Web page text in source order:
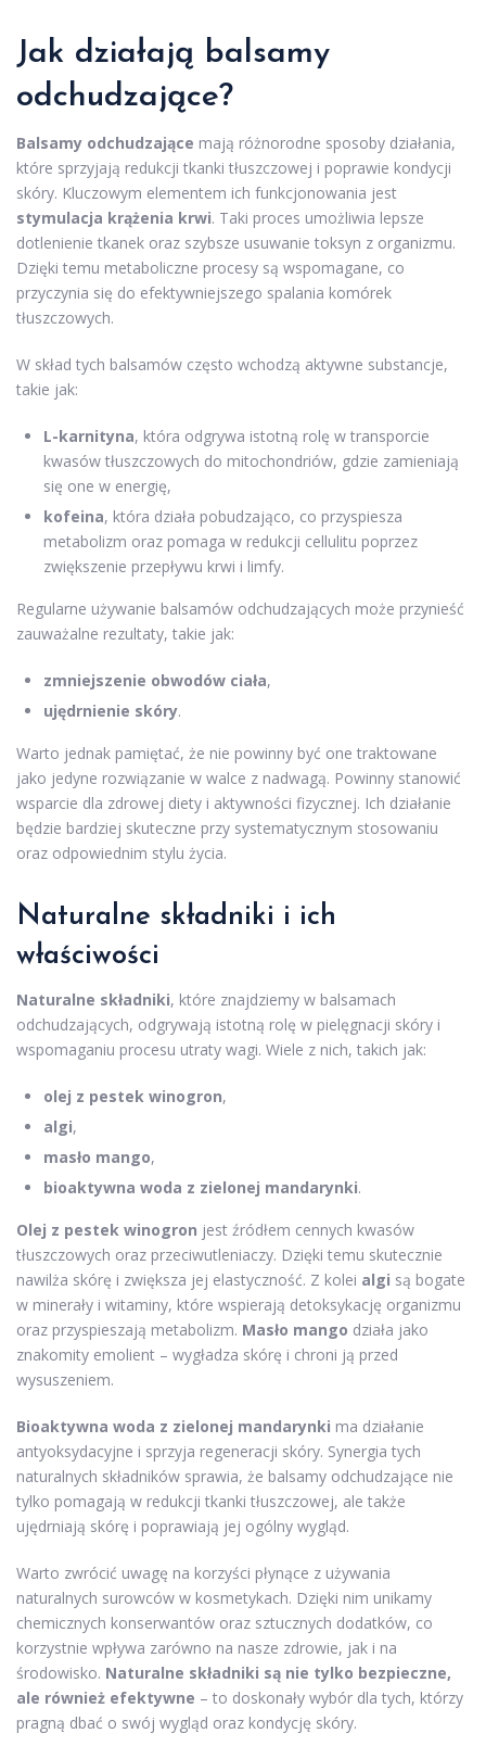
Jak działają balsamy
odchudzające?
Balsamy odchudzające mają różnorodne sposoby działania,
które sprzyjają redukcji tkanki tłuszczowej i poprawie kondycji
skóry. Kluczowym elementem ich funkcjonowania jest
stymulacja krążenia krwi. Taki proces umożliwia lepsze
dotlenienie tkanek oraz szybsze usuwanie toksyn z organizmu.
Dzięki temu metaboliczne procesy są wspomagane, co
przyczynia się do efektywniejszego spalania komórek
tłuszczowych.
W skład tych balsamów często wchodzą aktywne substancje,
takie jak:
L-karnityna, która odgrywa istotną rolę w transporcie
kwasów tłuszczowych do mitochondriów, gdzie zamieniają
się one w energię,
kofeina, która działa pobudzająco, co przyspiesza
metabolizm oraz pomaga w redukcji cellulitu poprzez
zwiększenie przepływu krwi i limfy.
Regularne używanie balsamów odchudzających może przynieść
zauważalne rezultaty, takie jak:
zmniejszenie obwodów ciała,
ujędrnienie skóry.
Warto jednak pamiętać, że nie powinny być one traktowane
jako jedyne rozwiązanie w walce z nadwagą. Powinny stanowić
wsparcie dla zdrowej diety i aktywności fizycznej. Ich działanie
będzie bardziej skuteczne przy systematycznym stosowaniu
oraz odpowiednim stylu życia.
Naturalne składniki i ich
właściwości
Naturalne składniki, które znajdziemy w balsamach
odchudzających, odgrywają istotną rolę w pielęgnacji skóry i
wspomaganiu procesu utraty wagi. Wiele z nich, takich jak:
olej z pestek winogron,
algi,
masło mango,
bioaktywna woda z zielonej mandarynki.
Olej z pestek winogron jest źródłem cennych kwasów
tłuszczowych oraz przeciwutleniaczy. Dzięki temu skutecznie
nawilża skórę i zwiększa jej elastyczność. Z kolei algi są bogate
w minerały i witaminy, które wspierają detoksykację organizmu
oraz przyspieszają metabolizm. Masło mango działa jako
znakomity emolient – wygładza skórę i chroni ją przed
wysuszeniem.
Bioaktywna woda z zielonej mandarynki ma działanie
antyoksydacyjne i sprzyja regeneracji skóry. Synergia tych
naturalnych składników sprawia, że balsamy odchudzające nie
tylko pomagają w redukcji tkanki tłuszczowej, ale także
ujędrniają skórę i poprawiają jej ogólny wygląd.
Warto zwrócić uwagę na korzyści płynące z używania
naturalnych surowców w kosmetykach. Dzięki nim unikamy
chemicznych konserwantów oraz sztucznych dodatków, co
korzystnie wpływa zarówno na nasze zdrowie, jak i na
środowisko. Naturalne składniki są nie tylko bezpieczne,
ale również efektywne – to doskonały wybór dla tych, którzy
pragną dbać o swój wygląd oraz kondycję skóry.